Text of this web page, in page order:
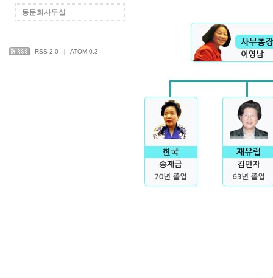
동문회사무실
RSS 2.0 | ATOM 0.3